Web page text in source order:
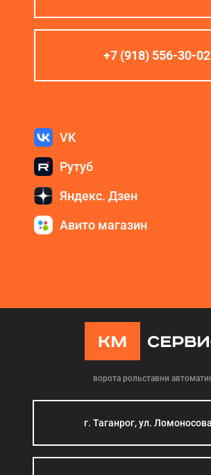
+7 (918) 556-30-02
VK
Рутуб
Яндекс. Дзен
Авито магазин
ворота рольставни
г. Таганрог, ул.